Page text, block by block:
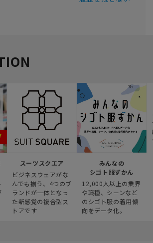
スーツスクエア
ビジネスウェアがな
んでも揃う、4つのブ
ランドが一体となっ
た新感覚の複合型ス
トアです
みんなの
シゴト服ずかん
12,000人以上の業界
や職種、シーンなど
のシゴト服の着用傾
向をデータ化。